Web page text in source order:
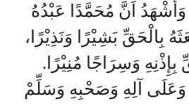
وَأَشْهَدُ اَنَّ مُحَمَّدًا عَبْدُهُ
بِالْحَقِّ بَشِيْرًا وَنَذِيْرًا،
بِإِذْنِهِ وَسِرَاجًا مُنِيْرًا.
وَعَلَى آلِهِ وَصَحْبِهِ وَسَلِّمْ